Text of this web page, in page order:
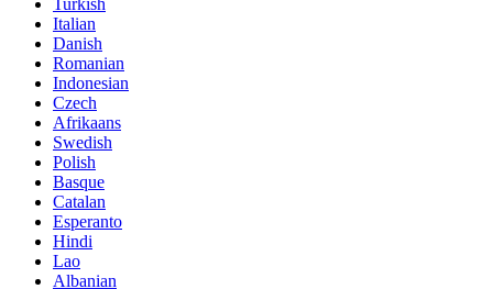
Turkish
Italian
Danish
Romanian
Indonesian
Czech
Afrikaans
Swedish
Polish
Basque
Catalan
Esperanto
Hindi
Lao
Albanian